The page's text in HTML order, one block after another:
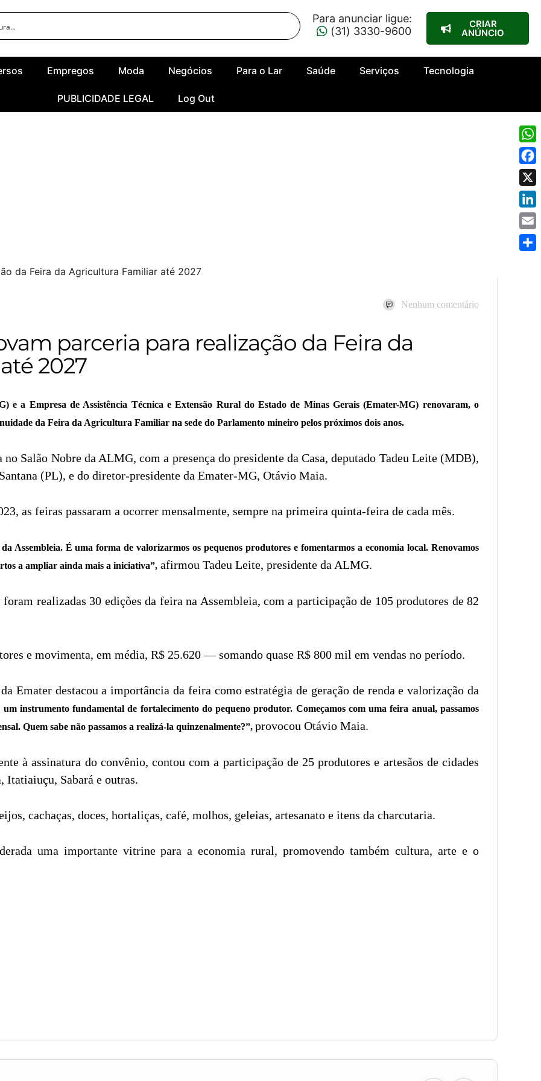
Para anunciar ligue:
(31) 3330-9600
CRIAR
ANÚNCIO
Empregos Moda Negócios Para o Lar Saúde Serviços Tecnologia
PUBLICIDADE LEGAL Log Out
Nenhum comentário
parceria para realização da Feira da
2027
e a Empresa de Assistência Técnica e Extensão Rural do Estado de Minas Gerais (Emater-MG) renovaram, o
da Feira da Agricultura Familiar na sede do Parlamento mineiro pelos próximos dois anos.
Salão Nobre da ALMG, com a presença do presidente da Casa, deputado Tadeu Leite (MDB),
(PL), e do diretor-presidente da Emater-MG, Otávio Maia.
as feiras passaram a ocorrer mensalmente, sempre na primeira quinta-feira de cada mês.
Assembleia. É uma forma de valorizarmos os pequenos produtores e fomentarmos a economia local. Renovamos
a ampliar ainda mais a iniciativa”, afirmou Tadeu Leite, presidente da ALMG.
foram realizadas 30 edições da feira na Assembleia, com a participação de 105 produtores de 82
e movimenta, em média, R$ 25.620 — somando quase R$ 800 mil em vendas no período.
Emater destacou a importância da feira como estratégia de geração de renda e valorização da
um instrumento fundamental de fortalecimento do pequeno produtor. Começamos com uma feira anual, passamos
Quem sabe não passamos a realizá-la quinzenalmente?”, provocou Otávio Maia.
à assinatura do convênio, contou com a participação de 25 produtores e artesãos de cidades
Itatiaiuçu, Sabará e outras.
cachaças, doces, hortaliças, café, molhos, geleias, artesanato e itens da charcutaria.
uma importante vitrine para a economia rural, promovendo também cultura, arte e o
X